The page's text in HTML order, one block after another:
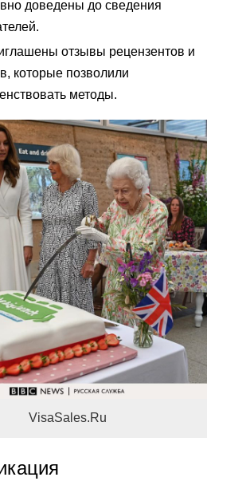
доведены до сведения
отзывы рецензентов и
которые позволили
методы.
VisaSales.Ru